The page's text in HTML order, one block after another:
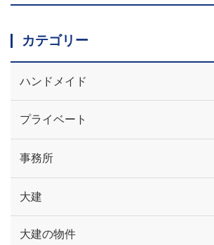
カテゴリー
ハンドメイド
プライベート
事務所
大建
大建の物件